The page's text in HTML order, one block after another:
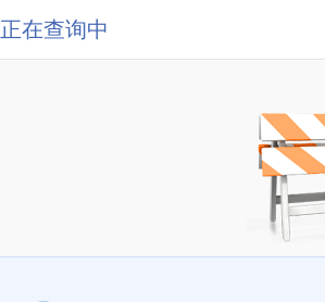
正在查询中